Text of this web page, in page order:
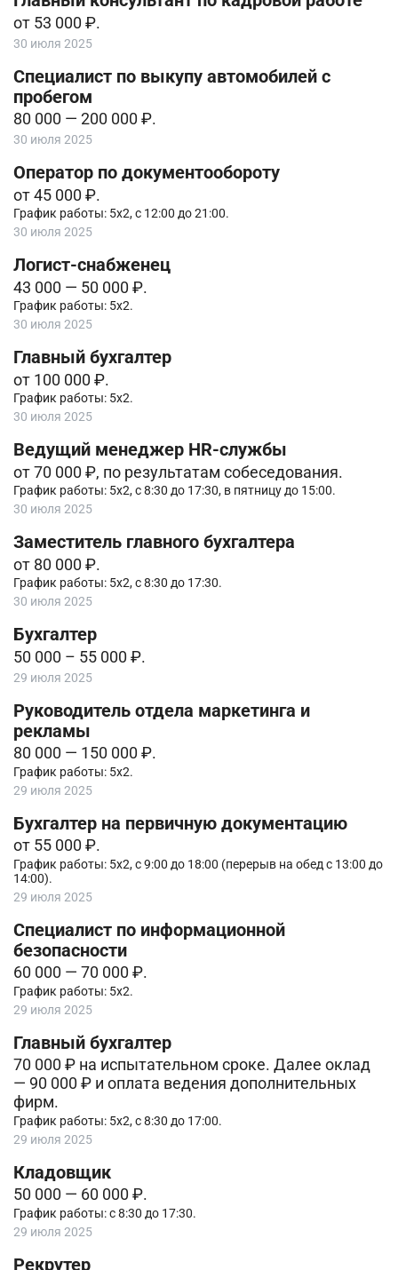
от 53 000 ₽.
30 июля 2025
Специалист по выкупу автомобилей с
пробегом
80 000 — 200 000 ₽.
30 июля 2025
Оператор по документообороту
от 45 000 ₽.
График работы: 5х2, с 12:00 до 21:00.
30 июля 2025
Логист-снабженец
43 000 — 50 000 ₽.
График работы: 5х2.
30 июля 2025
Главный бухгалтер
от 100 000 ₽.
График работы: 5х2.
30 июля 2025
Ведущий менеджер HR-службы
от 70 000 ₽, по результатам собеседования.
График работы: 5х2, с 8:30 до 17:30, в пятницу до 15:00.
30 июля 2025
Заместитель главного бухгалтера
от 80 000 ₽.
График работы: 5х2, с 8:30 до 17:30.
30 июля 2025
Бухгалтер
50 000 – 55 000 ₽.
29 июля 2025
Руководитель отдела маркетинга и
рекламы
80 000 — 150 000 ₽.
График работы: 5х2.
29 июля 2025
Бухгалтер на первичную документацию
от 55 000 ₽.
График работы: 5х2, с 9:00 до 18:00 (перерыв на обед с 13:00 до
14:00).
29 июля 2025
Специалист по информационной
безопасности
60 000 — 70 000 ₽.
График работы: 5х2.
29 июля 2025
Главный бухгалтер
70 000 ₽ на испытательном сроке. Далее оклад
— 90 000 ₽ и оплата ведения дополнительных
фирм.
График работы: 5х2, с 8:30 до 17:00.
29 июля 2025
Кладовщик
50 000 — 60 000 ₽.
График работы: с 8:30 до 17:30.
29 июля 2025
Рекрутер